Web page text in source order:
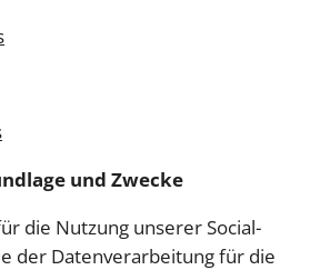
und Zwecke
die Nutzung unserer Social-
der Datenverarbeitung für die